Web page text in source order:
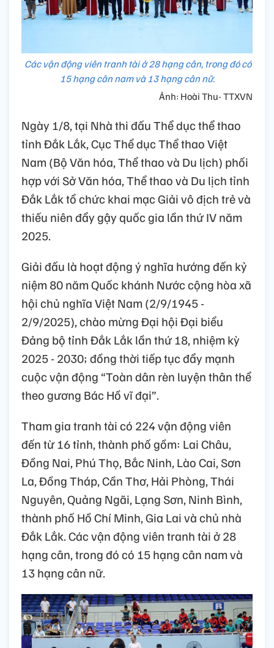
Các vận động viên tranh tài ở 28 hạng cân, trong đó có
15 hạng cân nam và 13 hạng cân nữ.
Ảnh: Hoài Thu- TTXVN
Ngày 1/8, tại Nhà thi đấu Thể dục thể thao
tỉnh Đắk Lắk, Cục Thể dục Thể thao Việt
Nam (Bộ Văn hóa, Thể thao và Du lịch) phối
hợp với Sở Văn hóa, Thể thao và Du lịch tỉnh
Đắk Lắk tổ chức khai mạc Giải vô địch trẻ và
thiếu niên đẩy gậy quốc gia lần thứ IV năm
2025.
Giải đấu là hoạt động ý nghĩa hướng đến kỷ
niệm 80 năm Quốc khánh Nước cộng hòa xã
hội chủ nghĩa Việt Nam (2/9/1945 -
2/9/2025), chào mừng Đại hội Đại biểu
Đảng bộ tỉnh Đắk Lắk lần thứ 18, nhiệm kỳ
2025 - 2030; đồng thời tiếp tục đẩy mạnh
cuộc vận động “Toàn dân rèn luyện thân thể
theo gương Bác Hồ vĩ đại”.
Tham gia tranh tài có 224 vận động viên
đến từ 16 tỉnh, thành phố gồm: Lai Châu,
Đồng Nai, Phú Thọ, Bắc Ninh, Lào Cai, Sơn
La, Đồng Tháp, Cần Thơ, Hải Phòng, Thái
Nguyên, Quảng Ngãi, Lạng Sơn, Ninh Bình,
thành phố Hồ Chí Minh, Gia Lai và chủ nhà
Đắk Lắk. Các vận động viên tranh tài ở 28
hạng cân, trong đó có 15 hạng cân nam và
13 hạng cân nữ.